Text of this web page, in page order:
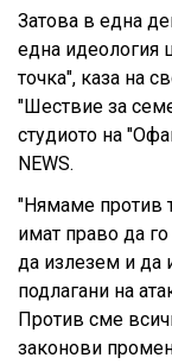
Затова в една
една идеология
точка", каза на
"Шествие за
студиото на
NEWS.
"Нямаме против
имат право да
да излезем и
подлагани на
Против сме
законови